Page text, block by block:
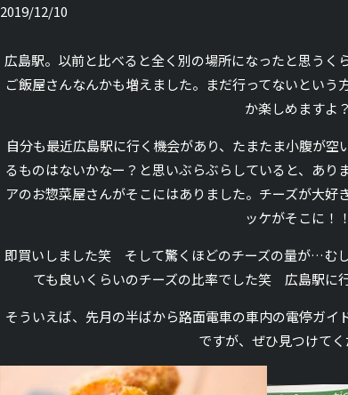
2019/12/10
広島駅。以前と比べると全く別の場所になったと思うく
ご飯屋さんなんかも増えました。まだ行ってないとい
か楽しめますよ
自分も最近広島駅に行く機会があり、たまたま小腹が
るものはないかなー？と思いぶらぶらしていると、あり
アのお惣菜屋さんがそこにはありました。チーズが大
ッケがそこに！
即買いしました笑 そして驚くほどのチーズの量が…む
ても良いくらいのチーズの比率でした笑 広島駅に
そういえば、先月の半ばから路面電車の車内の電停ガイ
ですが、ぜひ見つけて